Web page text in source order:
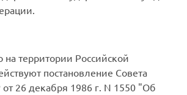
на территории Российской
постановление Совета
26 декабря 1986 г. N 1550 "Об